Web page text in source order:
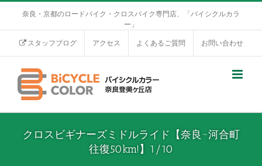
奈良・京都のロードバイク・クロスバイク専門店、「バイシクルカラ
ー」
スタッフブログ アクセス よくあるご質問 お問い合わせ
クロスビギナーズミドルライド【奈良~河合町
往復50km!】1/10